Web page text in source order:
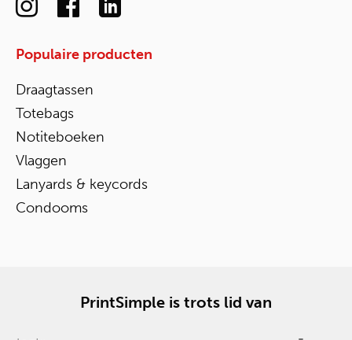
Populaire producten
Draagtassen
Totebags
Notiteboeken
Vlaggen
Lanyards & keycords
Condooms
PrintSimple is trots lid van